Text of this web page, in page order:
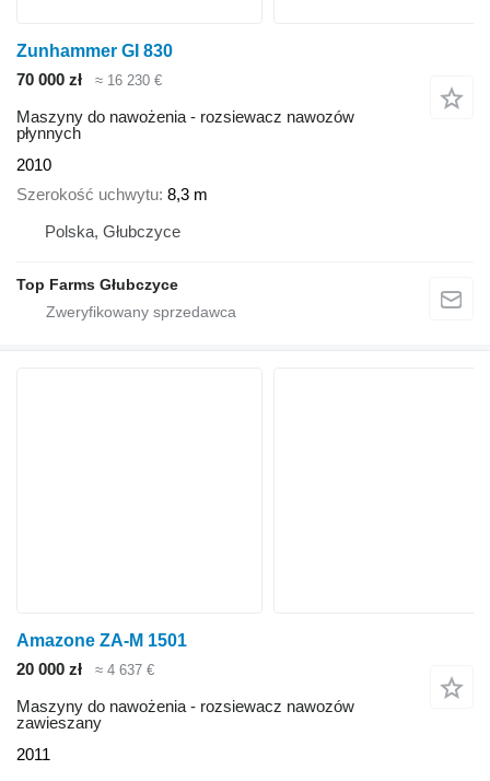
Zunhammer GI 830
70 000 zł
≈ 16 230 €
Maszyny do nawożenia - rozsiewacz nawozów
płynnych
2010
Szerokość uchwytu 8,3 m
Polska, Głubczyce
Top Farms Głubczyce
Amazone ZA-M 1501
20 000 zł
≈ 4 637 €
Maszyny do nawożenia - rozsiewacz nawozów
zawieszany
2011